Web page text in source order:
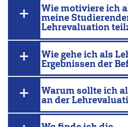
Wie motiviere ich
meine
Lehrevaluation
Wie gehe ich als
Ergebnissen der
Warum sollte ich
an der